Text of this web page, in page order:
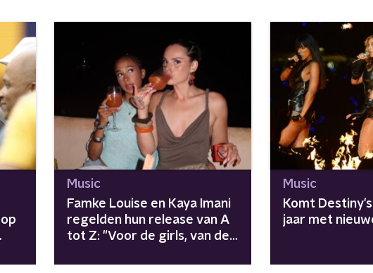
Music
Famke Louise en Kaya Imani
regelden hun release van A
tot Z: "Voor de girls, van de
Music
Komt
jaar met